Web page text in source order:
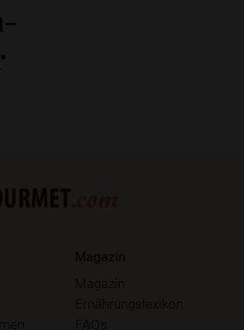
Magazin
Magazin
Ernährungslexikon
FAQs